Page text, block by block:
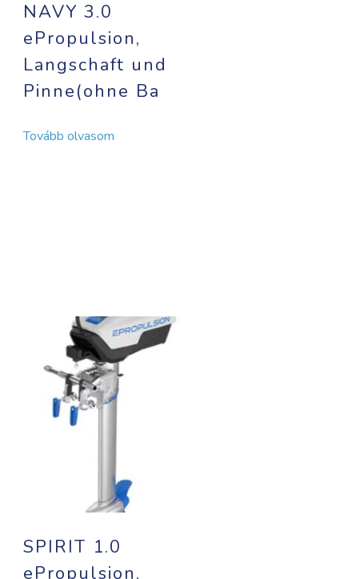
NAVY 3.0
ePropulsion,
Langschaft und
Pinne(ohne Ba
Tovább olvasom
SPIRIT 1.0
ePropulsion,